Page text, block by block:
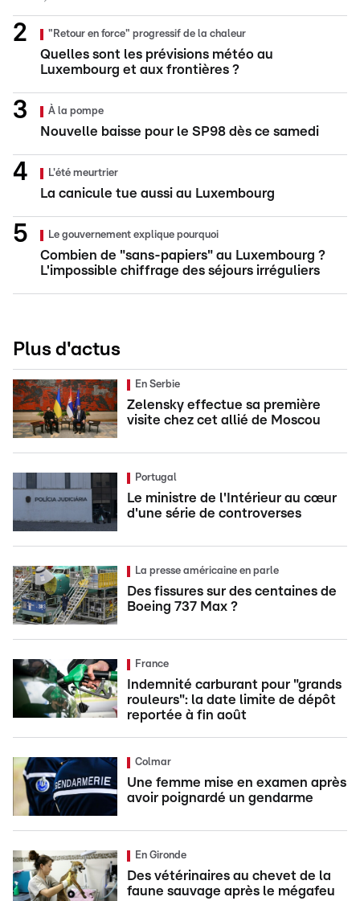
"Retour en force" progressif de la chaleur
Quelles sont les prévisions météo au
Luxembourg et aux frontières ?
À la pompe
Nouvelle baisse pour le SP98 dès ce samedi
L'été meurtrier
La canicule tue aussi au Luxembourg
Le gouvernement explique pourquoi
Combien de "sans-papiers" au Luxembourg ?
L'impossible chiffrage des séjours irréguliers
Plus d'actus
En Serbie
Zelensky effectue sa première
visite chez cet allié de Moscou
Portugal
Le ministre de l'Intérieur au cœur
d'une série de controverses
La presse américaine en parle
Des fissures sur des centaines de
Boeing 737 Max ?
France
Indemnité carburant pour "grands
rouleurs": la date limite de dépôt
reportée à fin août
Colmar
Une femme mise en examen après
avoir poignardé un gendarme
En Gironde
Des vétérinaires au chevet de la
faune sauvage après le mégafeu